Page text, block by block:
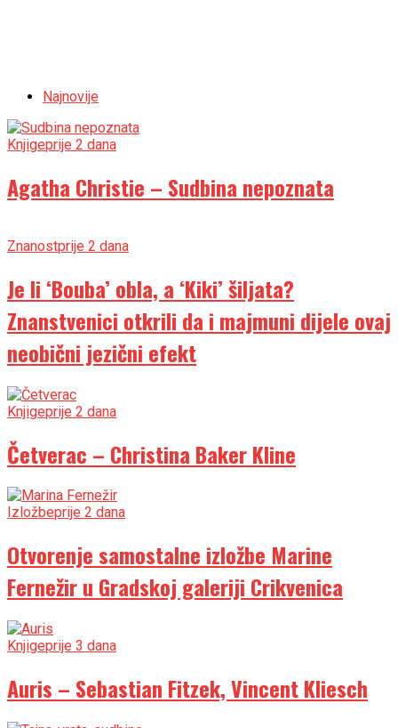
Najnovije
Knjigeprije 2 dana
Agatha Christie – Sudbina nepoznata
Znanostprije 2 dana
Je li ‘Bouba’ obla, a ‘Kiki’ šiljata?
Znanstvenici otkrili da i majmuni dijele ovaj
neobični jezični efekt
Knjigeprije 2 dana
Četverac – Christina Baker Kline
Izložbeprije 2 dana
Otvorenje samostalne izložbe Marine
Fernežir u Gradskoj galeriji Crikvenica
Knjigeprije 3 dana
Auris – Sebastian Fitzek, Vincent Kliesch